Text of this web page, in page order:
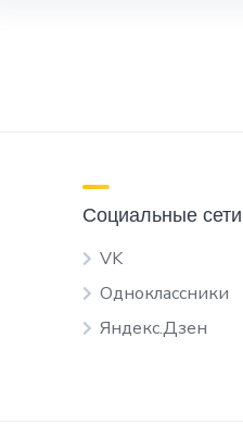
Социальные сети
VK
Одноклассники
Яндекс.Дзен